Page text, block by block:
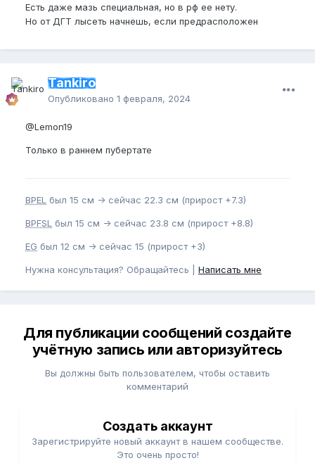
Есть даже мазь специальная, но в рф ее нету.
Но от ДГТ лысеть начнешь, если предрасположен
Tankiro
Опубликовано 1 февраля, 2024
@Lemon19
Только в раннем пубертате
BPEL был 15 см -> сейчас 22.3 см (прирост +7.3)
BPFSL был 15 см -> сейчас 23.8 см (прирост +8.8)
EG был 12 см -> сейчас 15 (прирост +3)
Нужна консультация? Обращайтесь | Написать мне
Для публикации сообщений создайте
учётную запись или авторизуйтесь
Вы должны быть пользователем, чтобы оставить
комментарий
Создать аккаунт
Зарегистрируйте новый аккаунт в нашем сообществе.
Это очень просто!